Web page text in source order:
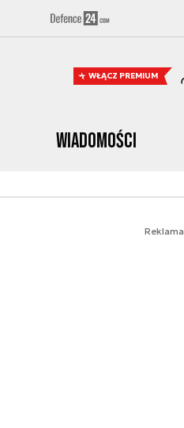
WŁĄCZ PREMIUM
Wiadomości
Reklama